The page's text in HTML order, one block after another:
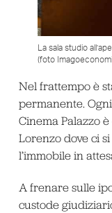
La sala studio
(foto
Nel frattempo è
permanente.
Cinema Palazzo
Lorenzo dove ci
l’immobile in
A frenare sulle
custode